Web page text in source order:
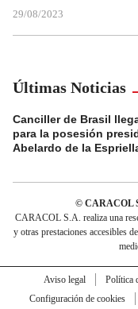
29/08/2023
Últimas Noticias
Canciller de Brasil
para la posesión
Abelardo de la
© CARACOL
CARACOL S.A. realiza una
y otras prestaciones accesibles
Aviso legal Política
Configuración de cookies